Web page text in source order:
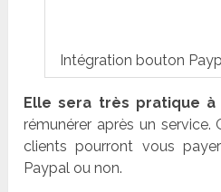
Intégration bouton
Elle sera très pratique à
rémunérer après un
clients pourront vous
Paypal ou non.